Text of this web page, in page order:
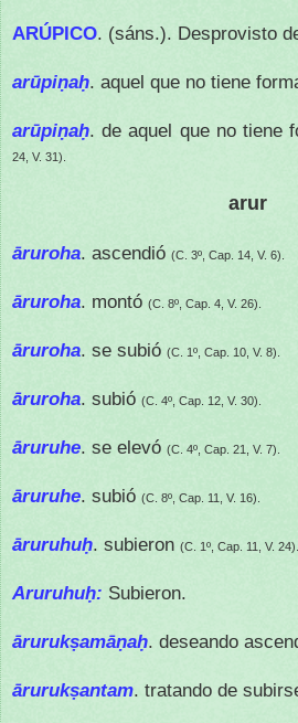
ARÚPICO. (sáns.). Desprovisto
arūpiṇaḥ. aquel que no tiene
arūpiṇaḥ. de aquel que no tiene
24, V. 31).
arur
āruroha. ascendió (C. 3º, Cap. 14, V. 6).
āruroha. montó (C. 8º, Cap. 4, V. 26).
āruroha. se subió (C. 1º, Cap. 10, V. 8).
āruroha. subió (C. 4º, Cap. 12, V. 30).
āruruhe. se elevó (C. 4º, Cap. 21, V. 7).
āruruhe. subió (C. 8º, Cap. 11, V. 16).
āruruhuḥ. subieron (C. 1º, Cap. 11, V. 24).
Aruruhuḥ: Subieron.
ārurukṣamāṇaḥ. deseando
ārurukṣantam. tratando de